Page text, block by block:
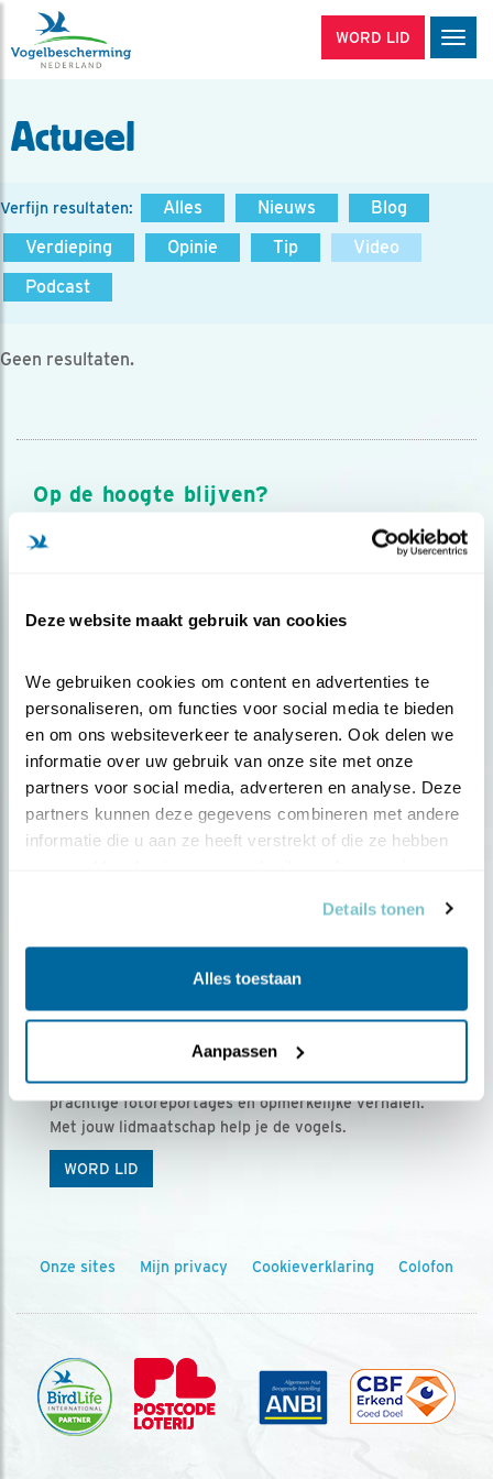
Deze website maakt gebruik van cookies
We gebruiken cookies om content en advertenties te
personaliseren, om functies voor social media te bieden
en om ons websiteverkeer te analyseren. Ook delen we
informatie over uw gebruik van onze site met onze
partners voor social media, adverteren en analyse. Deze
partners kunnen deze gegevens combineren met andere
informatie die u aan ze heeft verstrekt of die ze hebben
Details tonen
Alles toestaan
Aanpassen
WORD LID
Actueel
Verfijn resultaten: Alles Nieuws
Blog
Verdieping
Opinie Tip
Video
Podcast
Geen resultaten.
Op de hoogte blijven?
Meld je aan en ontvang nieuws, inspiratie, acties en tips
over vogels en activiteiten van Vogelbescherming.
Ontvang 5 x Vogels voor € 36,00 per jaar
Vogels is het tijdschrift voor onze leden, met
prachtige fotoreportages en opmerkelijke verhalen.
Met jouw lidmaatschap help je de vogels.
WORD LID
Onze sites Mijn privacy Cookieverklaring Colofon